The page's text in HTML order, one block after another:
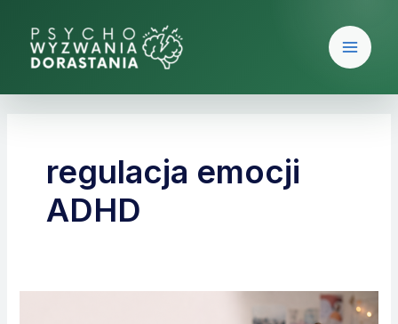
content
regulacja emocji
ADHD